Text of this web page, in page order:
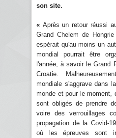
son site.
« Après un retour réussi
Grand Chelem de
espérait qu'au moins un
mondial pourrait être
l'année, à savoir le Grand
Croatie.
mondiale s'aggrave dans
monde et pour le moment,
sont obligés de prendre
voire des verrouillages
propagation de la Covid-
où les épreuves sont